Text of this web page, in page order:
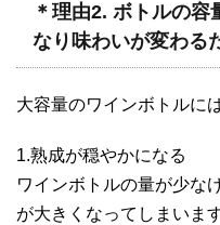
＊理由2. ボトルの
なり味わいが変わる
大容量のワインボトルに
1.熟成が穏やかになる
ワインボトルの量が少な
が大きくなってしまいま